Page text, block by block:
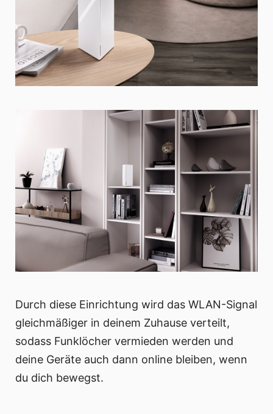
Durch diese Einrichtung wird das WLAN-Signal
gleichmäßiger in deinem Zuhause verteilt,
sodass Funklöcher vermieden werden und
deine Geräte auch dann online bleiben, wenn
du dich bewegst.